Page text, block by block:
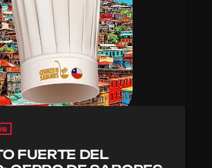
FUERTE DEL